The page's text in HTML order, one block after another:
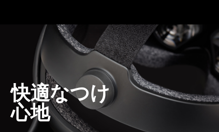
快適なつけ
心地